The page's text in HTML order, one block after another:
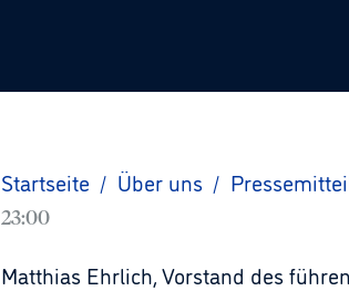
Startseite / Über uns /
23:00
Matthias Ehrlich, Vorstand des